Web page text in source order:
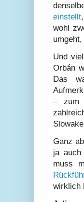
einstellt
wohl
Und
Orbán
Das
– zum
Ganz
ja auch
muss
wirklich